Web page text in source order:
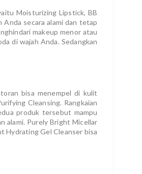
Moisturizing Lipstick, BB
Anda secara alami dan tetap
makeup menor atau
di wajah Anda. Sedangkan
bisa menempel di kulit
Cleansing. Rangkaian
produk tersebut mampu
alami. Purely Bright Micellar
Hydrating Gel Cleanser bisa